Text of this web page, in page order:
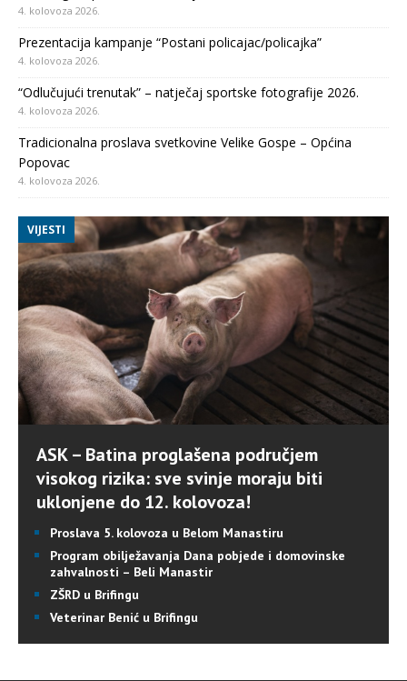
4. kolovoza 2026.
Prezentacija kampanje “Postani policajac/policajka”
4. kolovoza 2026.
“Odlučujući trenutak” – natječaj sportske fotografije 2026.
4. kolovoza 2026.
Tradicionalna proslava svetkovine Velike Gospe – Općina
Popovac
4. kolovoza 2026.
VIJESTI
ASK – Batina proglašena područjem
visokog rizika: sve svinje moraju biti
uklonjene do 12. kolovoza!
Proslava 5. kolovoza u Belom Manastiru
Program obilježavanja Dana pobjede i domovinske
zahvalnosti – Beli Manastir
ZŠRD u Brifingu
Veterinar Benić u Brifingu